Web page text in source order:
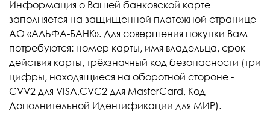
Информация о Вашей банковской карте
заполняется на защищенной платежной странице
АО «АЛЬФА-БАНК». Для совершения покупки Вам
потребуются: номер карты, имя владельца, срок
действия карты, трёхзначный код безопасности (три
цифры, находящиеся на оборотной стороне -
CVV2 для VISA,CVC2 для MasterCard, Код
Дополнительной Идентификации для МИР).